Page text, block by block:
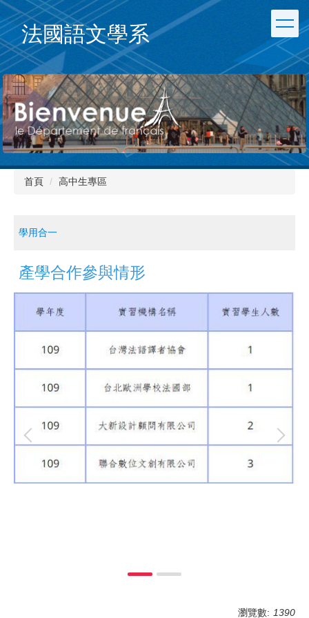
跳
到
主
要
內
容
區
法國語文學系
首頁 高中生專區
學用合一
產學合作參與情形
瀏覽數: 1390